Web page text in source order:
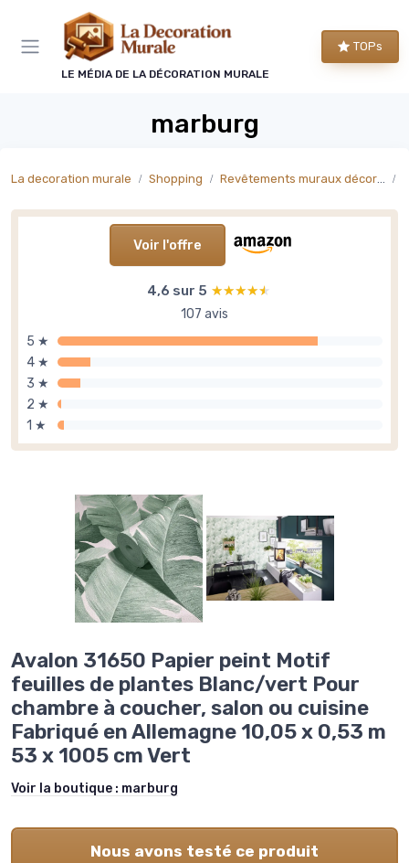
LE MÉDIA DE LA DÉCORATION MURALE
TOPs
marburg
La decoration murale Shopping Revêtements muraux décoratifs
Voir l'offre
4,6 sur 5 ★★★★★
★★★★★
107 avis
5 ★
4 ★
3 ★
2 ★
1 ★
Avalon 31650 Papier peint Motif
feuilles de plantes Blanc/vert Pour
chambre à coucher, salon ou cuisine
Fabriqué en Allemagne 10,05 x 0,53 m
53 x 1005 cm Vert
Voir la boutique : marburg
Nous avons testé ce produit
Panneau de gestion des cookies